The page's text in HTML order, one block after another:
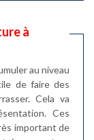
à
au niveau
de faire des
Cela va
Ces
important de